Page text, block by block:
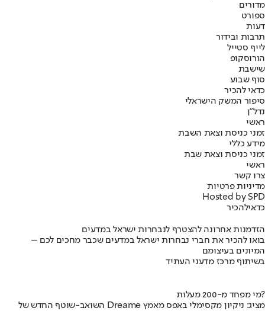
מדורים
ספורט
דעות
תרבות ובידור
לייף סטייל
הורוסקופ
שישבת
סוף שבוע
כדאי להכיר
סיפור המשק הישראלי
נדל"ן
ראשי
זמני כניסת וצאת השבת
מידע כללי
זמני כניסת וצאת שבת
ראשי
צרו קשר
מדיניות פרטיות
Hosted by SPD
כדאילהכיר
הזדמנות אחרונה להצטרף לנבחרות ישראל במדעים
בואו להכיר את חברי נבחרות ישראל במדעים שכבר מחכים לכם –
המיונים בעיצומם
בשיתוף מרכז מדעני העתיד
מי מפחד מ-200 מעלות?
השואב-שוטף החדש של Dreame מציג: ניקיון מקסימלי באפס מאמץ